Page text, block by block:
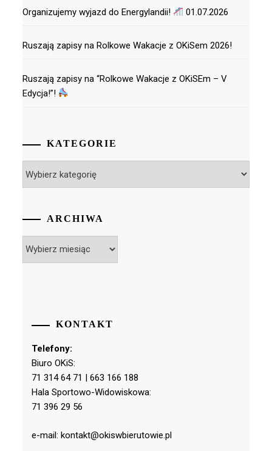
Organizujemy wyjazd do Energylandii! 01.07.2026
Ruszają zapisy na Rolkowe Wakacje z OKiSem 2026!
Ruszają zapisy na “Rolkowe Wakacje z OKiSEm – V
Edycja!”!
KATEGORIE
ARCHIWA
KONTAKT
Telefony:
Biuro OKiS:
71 314 64 71 | 663 166 188
Hala Sportowo-Widowiskowa:
71 396 29 56
e-mail: kontakt@okiswbierutowie.pl